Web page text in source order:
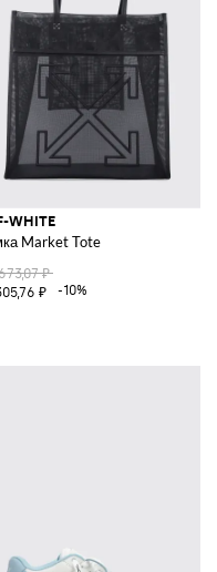
WHITE
Market Tote
₽
₽
-10%